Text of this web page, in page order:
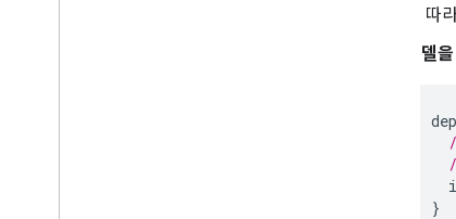
에 따
모델
}